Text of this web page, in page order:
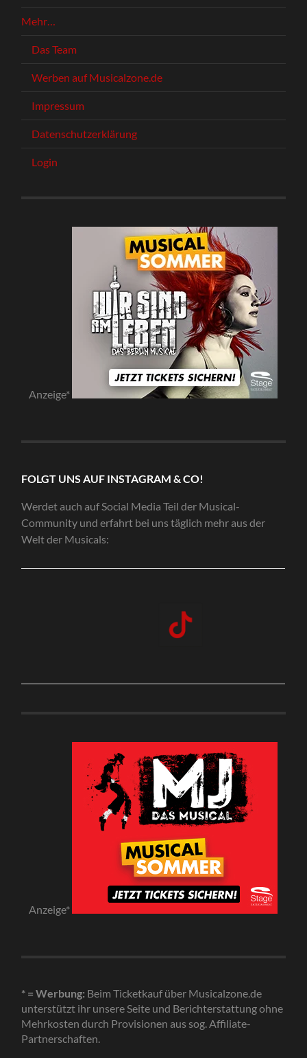
Mehr…
Das Team
Werben auf Musicalzone.de
Impressum
Datenschutzerklärung
Login
Anzeige*
FOLGT UNS AUF INSTAGRAM & CO!
Werdet auch auf Social Media Teil der Musical-
Community und erfahrt bei uns täglich mehr aus der
Welt der Musicals:
Anzeige*
* = Werbung: Beim Ticketkauf über Musicalzone.de
unterstützt ihr unsere Seite und Berichterstattung ohne
Mehrkosten durch Provisionen aus sog. Affiliate-
Partnerschaften.